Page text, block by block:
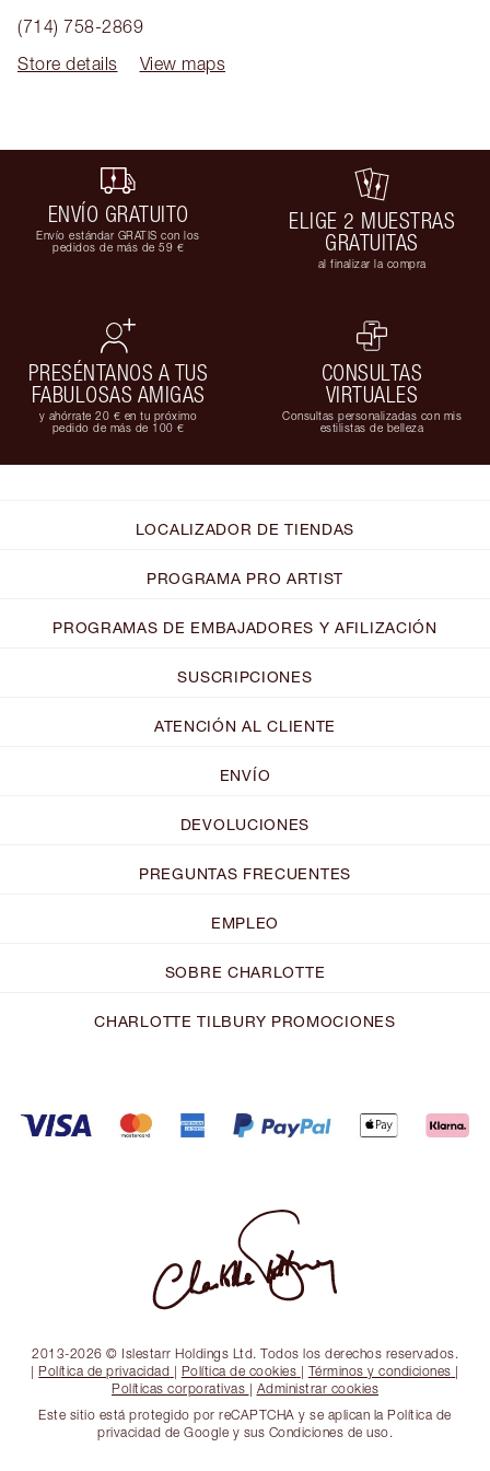
(714) 758-2869
Store details
View maps
ENVÍO GRATUITO
Envío estándar GRATIS con los
pedidos de más de 59 €
ELIGE 2 MUESTRAS
GRATUITAS
al finalizar la compra
PRESÉNTANOS A TUS
FABULOSAS AMIGAS
y ahórrate 20 € en tu próximo
pedido de más de 100 €
CONSULTAS
VIRTUALES
Consultas personalizadas con mis
estilistas de belleza
LOCALIZADOR DE TIENDAS
PROGRAMA PRO ARTIST
PROGRAMAS DE EMBAJADORES Y AFILIZACIÓN
SUSCRIPCIONES
ATENCIÓN AL CLIENTE
ENVÍO
DEVOLUCIONES
PREGUNTAS FRECUENTES
EMPLEO
SOBRE CHARLOTTE
CHARLOTTE TILBURY PROMOCIONES
2013-2026 © Islestarr Holdings Ltd. Todos los derechos reservados.
| Política de privacidad | Política de cookies | Términos y condiciones |
Políticas corporativas | Administrar cookies
Este sitio está protegido por reCAPTCHA y se aplican la Política de
privacidad de Google y sus Condiciones de uso.